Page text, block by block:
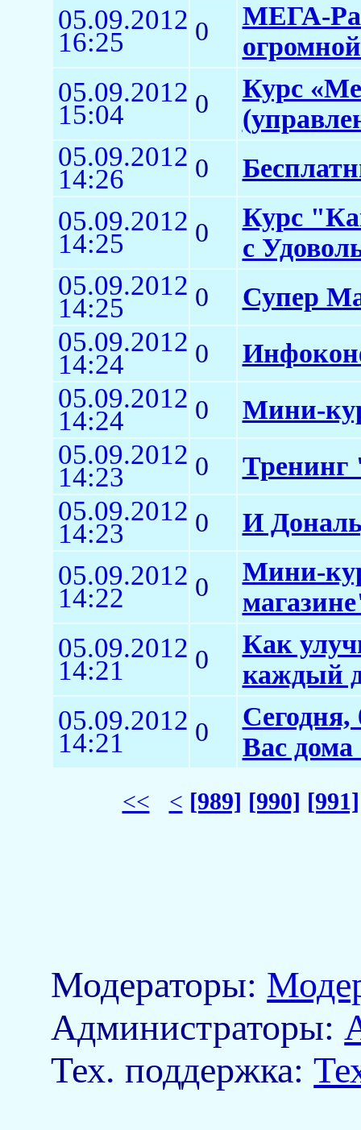
05.09.2012
16:25 0
МЕГА-
05.09.2012
15:04 0
Курс
05.09.2012
14:26 0
05.09.2012
14:25 0
Курс
с
05.09.2012
14:25 0 Супер
05.09.2012
14:24 0
05.09.2012
14:24 0 Мини-
05.09.2012
14:23 0 Тренинг
05.09.2012
14:23 0 И
05.09.2012
14:22 0
Мини-
05.09.2012
14:21 0
Как
каждый
05.09.2012
14:21 0
Сегодня,
Вас дома
<< < [989] [990] [991]
Модераторы:
Aдминистраторы:
Тех. поддержка: